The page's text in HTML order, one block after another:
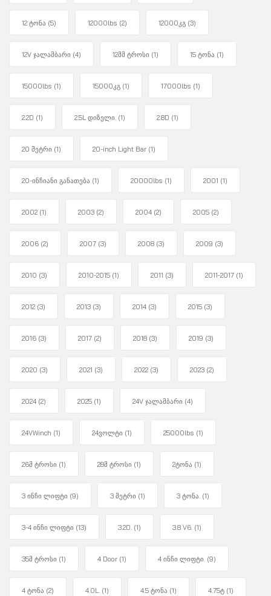
12 ტონა (5) 12000lbs (2) 12000კგ (3)
12V ჯალამბარი (4) 12მმ ტროსი (1) 15 ტონა (1)
15000lbs (1) 15000კგ (1) 17000lbs (1)
2.2D (1) 2.5L დიზელი. (1) 2.8D (1)
20 მეტრი (1) 20-inch Light Bar (1)
20-ინჩიანი განათება (1) 20000lbs (1) 2001 (1)
2002 (1) 2003 (2) 2004 (2) 2005 (2)
2006 (2) 2007 (3) 2008 (3) 2009 (3)
2010 (3) 2010-2015 (1) 2011 (3) 2011-2017 (1)
2012 (3) 2013 (3) 2014 (3) 2015 (3)
2016 (3) 2017 (2) 2018 (3) 2019 (3)
2020 (3) 2021 (3) 2022 (3) 2023 (2)
2024 (2) 2025 (1) 24V ჯალამბარი (4)
24VWinch (1) 24ვოლტი (1) 25000lbs (1)
26მ ტროსი (1) 28მ ტროსი (1) 2ტონა (1)
3 ინჩი ლიფტი (9) 3 მეტრი (1) 3 ტონა. (1)
3-4 ინჩი ლიფტი (13) 3.2D. (1) 3.8 V6. (1)
35მ ტროსი (1) 4 Door (1) 4 ინჩი ლიფტი. (9)
4 ტონა (2) 4.0L. (1) 4.5 ტონა (1) 4.75ტ (1)